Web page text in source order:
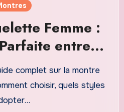
Femme :
entre
en
complet sur la montre
choisir, quels styles